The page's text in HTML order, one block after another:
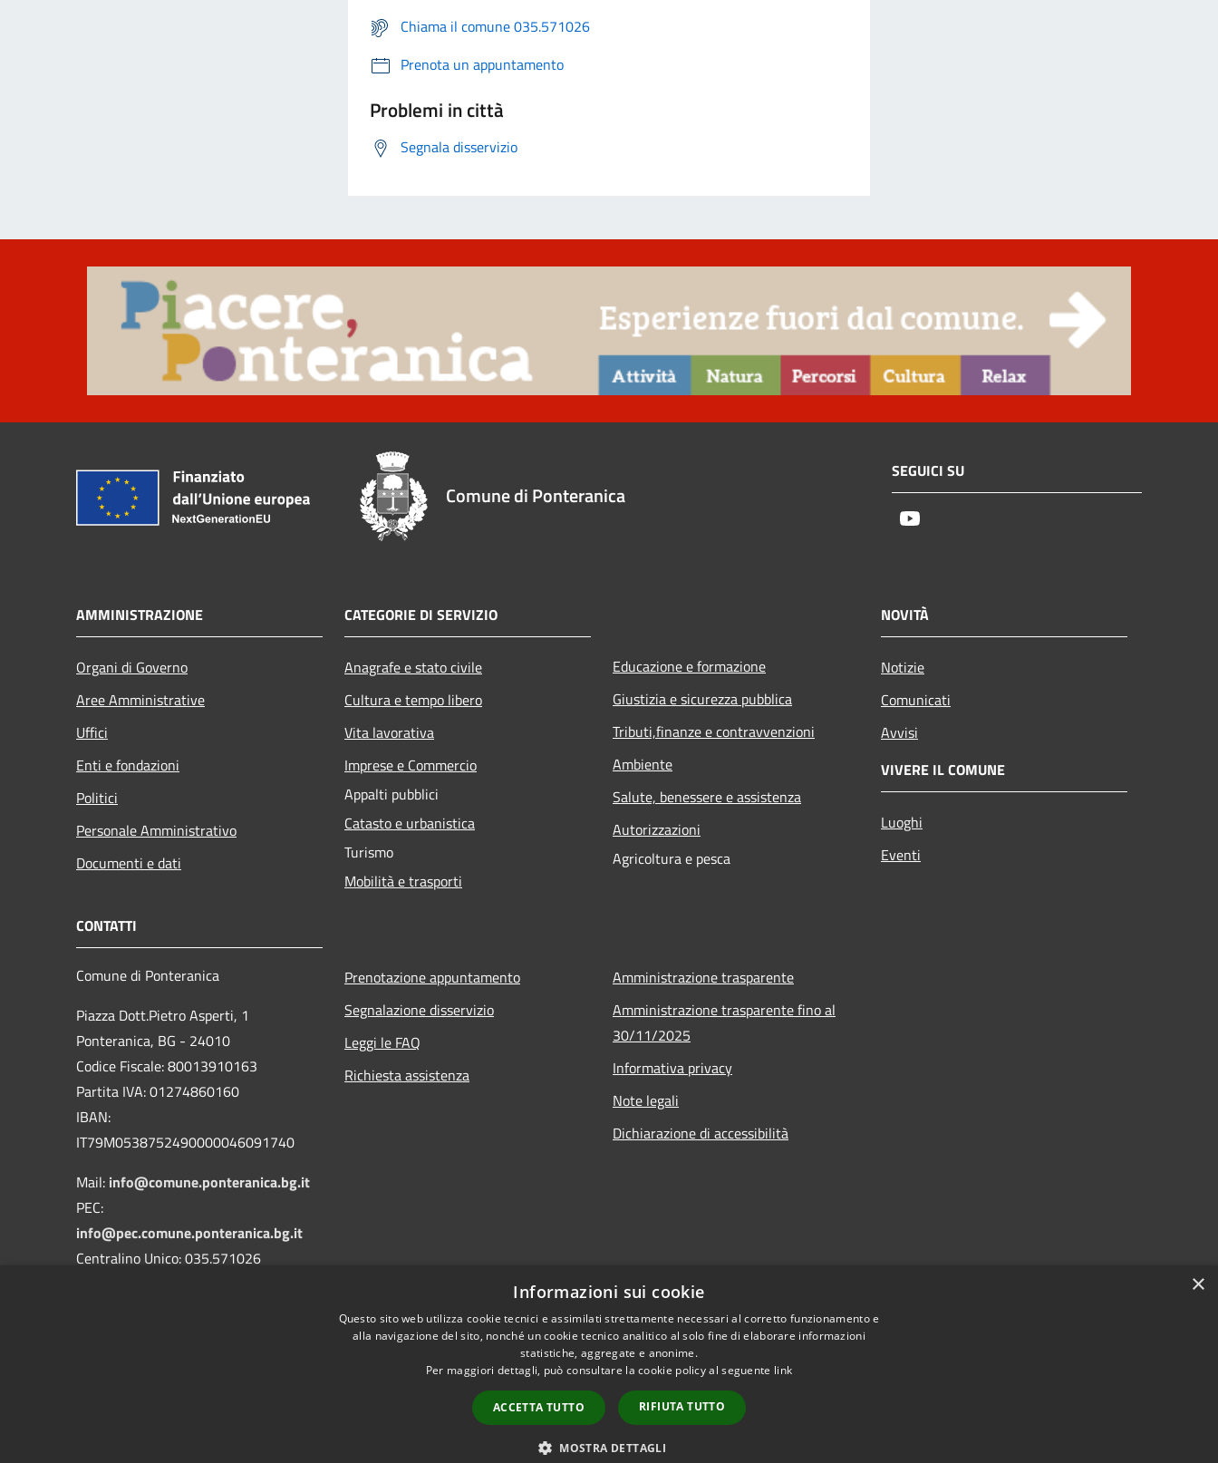
Chiama il comune 035.571026
Prenota un appuntamento
Problemi in città
Segnala disservizio
Comune di Ponteranica
SEGUICI SU
AMMINISTRAZIONE
Organi di Governo
Aree Amministrative
Uffici
Enti e fondazioni
Politici
Personale Amministrativo
Documenti e dati
CATEGORIE DI SERVIZIO
Anagrafe e stato civile
Cultura e tempo libero
Vita lavorativa
Imprese e Commercio
Appalti pubblici
Catasto e urbanistica
Turismo
Mobilità e trasporti
Educazione e formazione
Giustizia e sicurezza pubblica
Tributi,finanze e contravvenzioni
Ambiente
Salute, benessere e assistenza
Autorizzazioni
Agricoltura e pesca
NOVITÀ
Notizie
Comunicati
Avvisi
VIVERE IL COMUNE
Luoghi
Eventi
CONTATTI
Comune di Ponteranica
Piazza Dott.Pietro Asperti, 1
Ponteranica, BG - 24010
Codice Fiscale: 80013910163
Partita IVA: 01274860160
IBAN:
IT79M0538752490000046091740
Mail: info@comune.ponteranica.bg.it
PEC:
info@pec.comune.ponteranica.bg.it
Centralino Unico: 035.571026
Prenotazione appuntamento
Segnalazione disservizio
Leggi le FAQ
Richiesta assistenza
Amministrazione trasparente
Amministrazione trasparente fino al
30/11/2025
Informativa privacy
Note legali
Dichiarazione di accessibilità
Copyright © 2026 • Comune di Ponteranica • Powered by
×
Informazioni sui cookie
Questo sito web utilizza cookie tecnici e assimilati strettamente necessari al corretto funzionamento e
alla navigazione del sito, nonché un cookie tecnico analitico al solo fine di elaborare informazioni
statistiche, aggregate e anonime.
Per maggiori dettagli, può consultare la cookie policy al seguente link
ACCETTA TUTTO RIFIUTA TUTTO
MOSTRA DETTAGLI